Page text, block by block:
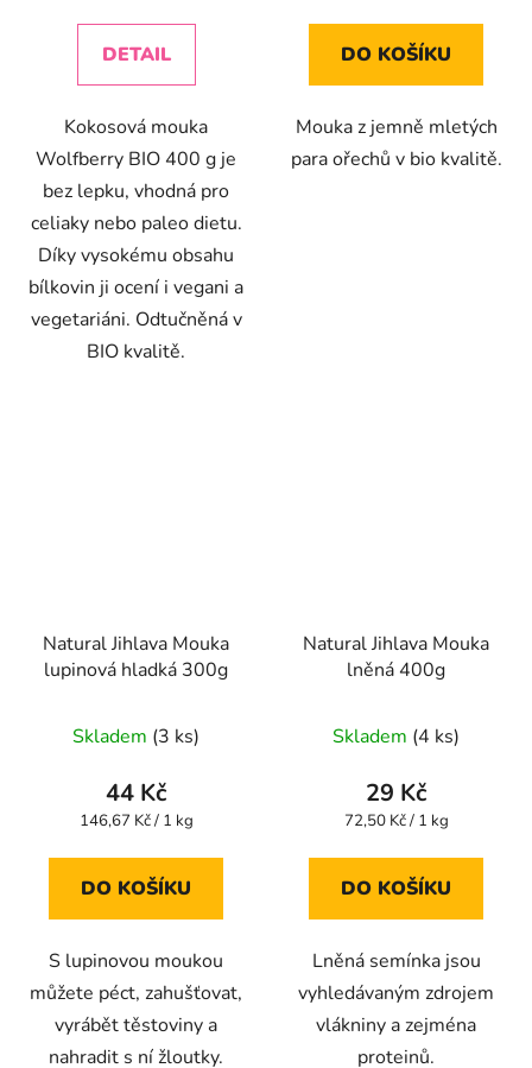
DETAIL
Kokosová mouka
Wolfberry BIO 400 g je
bez lepku, vhodná pro
celiaky nebo paleo dietu.
Díky vysokému obsahu
bílkovin ji ocení i vegani a
vegetariáni. Odtučněná v
BIO kvalitě.
DO KOŠÍKU
Mouka z jemně mletých
para ořechů v bio kvalitě.
Natural Jihlava Mouka
lupinová hladká 300g
Skladem (3 ks)
44 Kč
Měrná
146,67 Kč / 1 kg
DO KOŠÍKU
S lupinovou moukou
můžete péct, zahušťovat,
vyrábět těstoviny a
nahradit s ní žloutky.
Natural Jihlava Mouka
lněná 400g
Skladem (4 ks)
29 Kč
Měrná
72,50 Kč / 1 kg
DO KOŠÍKU
Lněná semínka jsou
vyhledávaným zdrojem
vlákniny a zejména
proteinů.